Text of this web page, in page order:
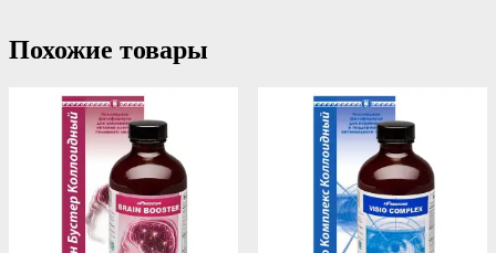
Похожие товары